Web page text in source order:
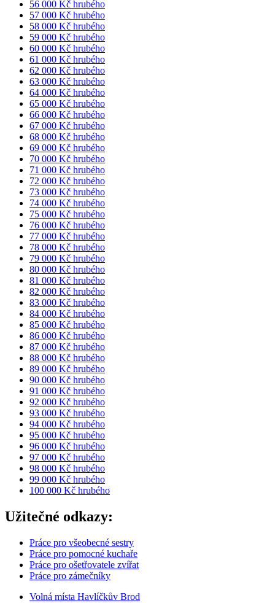
56 000 Kč hrubého
57 000 Kč hrubého
58 000 Kč hrubého
59 000 Kč hrubého
60 000 Kč hrubého
61 000 Kč hrubého
62 000 Kč hrubého
63 000 Kč hrubého
64 000 Kč hrubého
65 000 Kč hrubého
66 000 Kč hrubého
67 000 Kč hrubého
68 000 Kč hrubého
69 000 Kč hrubého
70 000 Kč hrubého
71 000 Kč hrubého
72 000 Kč hrubého
73 000 Kč hrubého
74 000 Kč hrubého
75 000 Kč hrubého
76 000 Kč hrubého
77 000 Kč hrubého
78 000 Kč hrubého
79 000 Kč hrubého
80 000 Kč hrubého
81 000 Kč hrubého
82 000 Kč hrubého
83 000 Kč hrubého
84 000 Kč hrubého
85 000 Kč hrubého
86 000 Kč hrubého
87 000 Kč hrubého
88 000 Kč hrubého
89 000 Kč hrubého
90 000 Kč hrubého
91 000 Kč hrubého
92 000 Kč hrubého
93 000 Kč hrubého
94 000 Kč hrubého
95 000 Kč hrubého
96 000 Kč hrubého
97 000 Kč hrubého
98 000 Kč hrubého
99 000 Kč hrubého
100 000 Kč hrubého
Užitečné odkazy:
Práce pro všeobecné sestry
Práce pro pomocné kuchaře
Práce pro ošetřovatele zvířat
Práce pro zámečníky
Volná místa Havlíčkův Brod